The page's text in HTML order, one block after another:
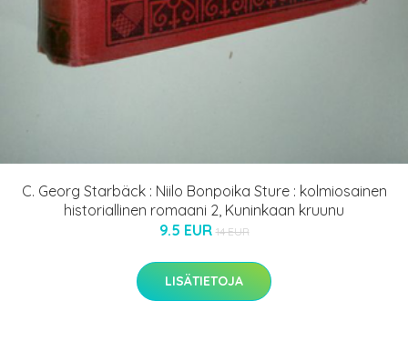
C. Georg Starbäck : Niilo Bonpoika Sture : kolmiosainen
historiallinen romaani 2, Kuninkaan kruunu
9.5 EUR 14 EUR
LISÄTIETOJA